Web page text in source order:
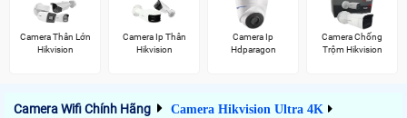
Camera Thân Lớn
Hikvision
Camera Ip Thân
Hikvision
Camera Ip
Hdparagon
Camera Chống
Trộm Hikvision
Camera Wifi Chính Hãng Camera Hikvision Ultra 4K